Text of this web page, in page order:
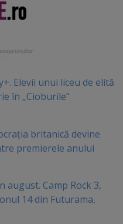
Elevii unui liceu de elită
în „Cioburile”
britanică devine
premierele anului
august. Camp Rock 3,
14 din Futurama,